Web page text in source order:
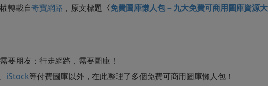
轉載自奇寶網路 ，原文標題 〈免費圖庫懶人包－九大免費可商用圖庫資源大
要朋友；行走網路，需要圖庫！
、 iStock等付費圖庫以外，在此整理了多個免費可商用圖庫懶人包！